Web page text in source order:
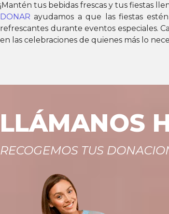
¡Mantén tus bebidas frescas y tus fiestas
DONAR ayudamos a que las fiestas
refrescantes durante eventos especiales.
en las celebraciones de quienes más lo
LLÁMANOS
RECOGEMOS TUS